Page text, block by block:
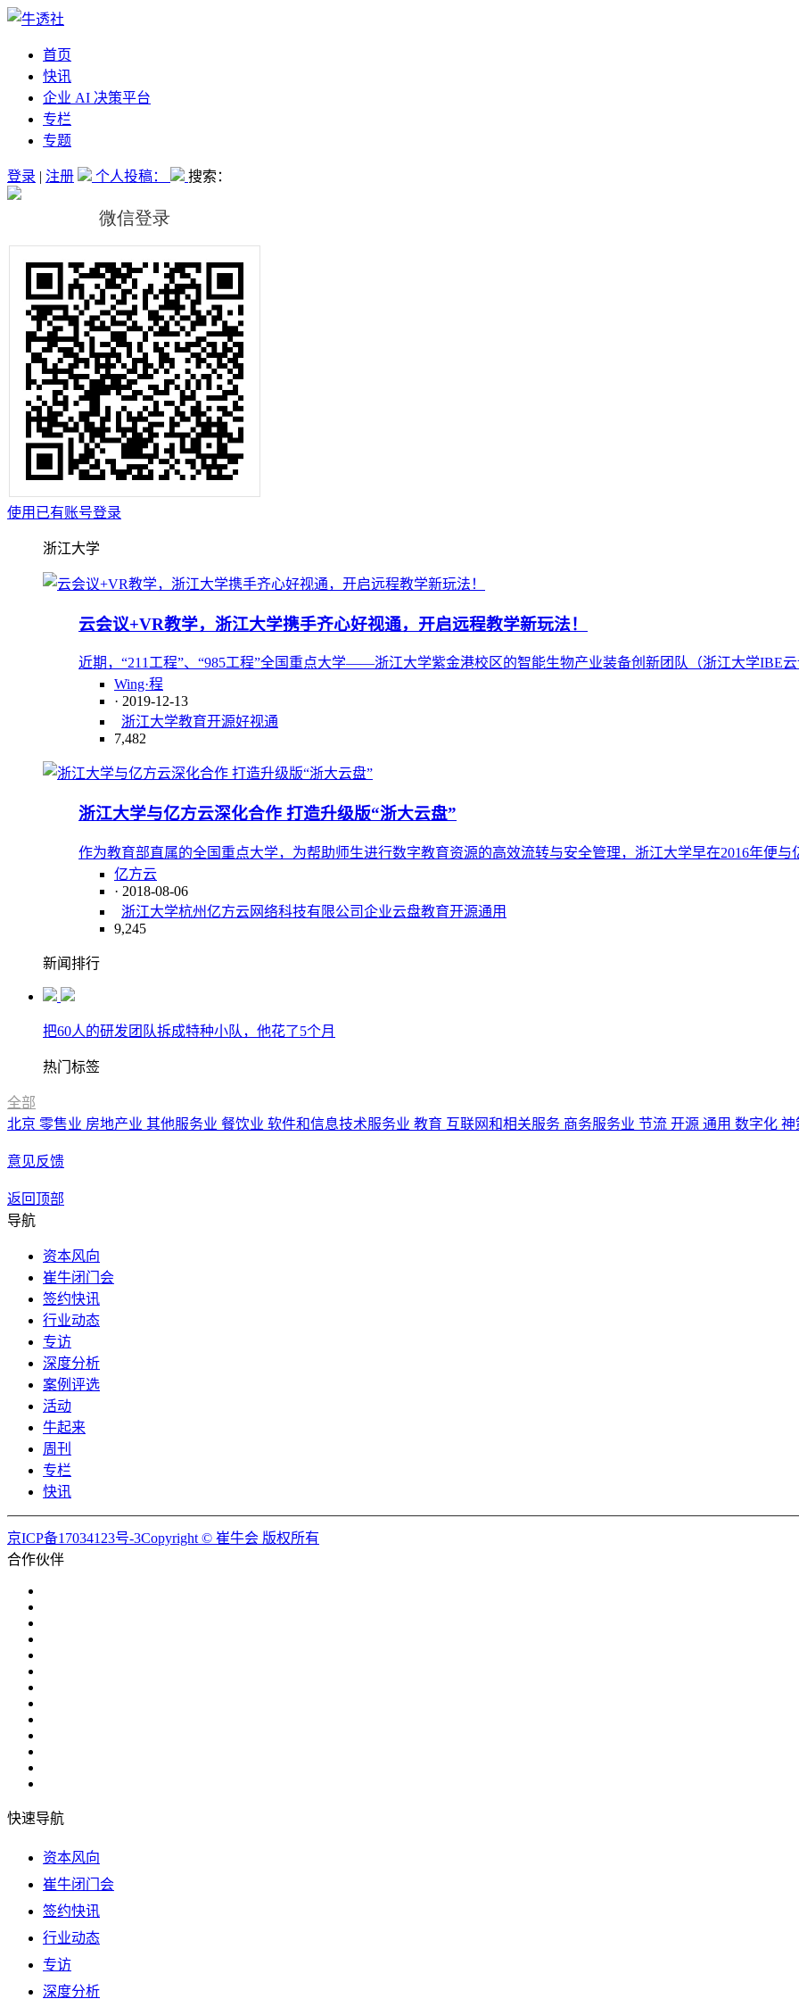
首页
快讯
企业 AI 决策平台
专栏
专题
登录 | 注册 个人投稿： 搜索：
使用已有账号登录
浙江大学
云会议+VR教学，浙江大学携手齐心好视通，开启远程教学新玩法！
近期，“211工程”、“985工程”全国重点大学——浙江大学紫金港校区的智能生物产业装备创新团队（浙江大学IBE
Wing·程
· 2019-12-13
浙江大学教育开源好视通
7,482
浙江大学与亿方云深化合作 打造升级版“浙大云盘”
作为教育部直属的全国重点大学，为帮助师生进行数字教育资源的高效流转与安全管理，浙江大学早在2016年便
亿方云
· 2018-08-06
浙江大学杭州亿方云网络科技有限公司企业云盘教育开源通用
9,245
新闻排行
把60人的研发团队拆成特种小队，他花了5个月
热门标签
全部
北京 零售业 房地产业 其他服务业 餐饮业 软件和信息技术服务业 教育 互联网和相关服务 商务服务业 节流 开源 通用 数字化 神
意见反馈
返回顶部
导航
资本风向
崔牛闭门会
签约快讯
行业动态
专访
深度分析
案例评选
活动
牛起来
周刊
专栏
快讯
京ICP备17034123号-3Copyright © 崔牛会 版权所有
合作伙伴
快速导航
资本风向
崔牛闭门会
签约快讯
行业动态
专访
深度分析